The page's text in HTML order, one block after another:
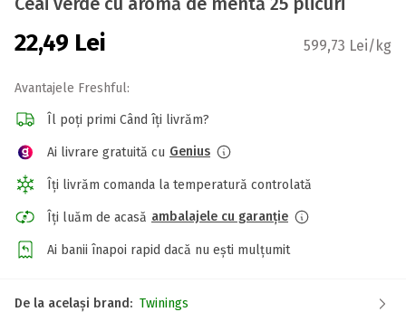
22,49 Lei 599,73 Lei/kg
Avantajele Freshful:
Îl poți primi Când îți livrăm?
Ai livrare gratuită cu Genius
Îți livrăm comanda la temperatură controlată
Îți luăm de acasă ambalajele cu garanție
Ai banii înapoi rapid dacă nu ești mulțumit
De la același brand: Twinings